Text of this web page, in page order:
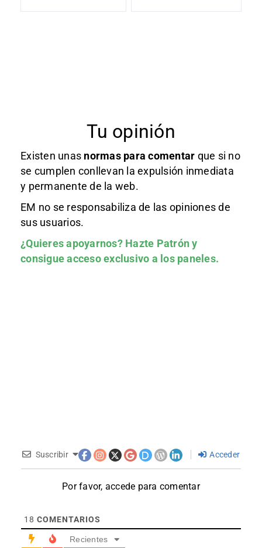
Tu opinión
Existen unas normas para comentar que si no
se cumplen conllevan la expulsión inmediata
y permanente de la web.
EM no se responsabiliza de las opiniones de
sus usuarios.
¿Quieres apoyarnos? Hazte Patróny
consigue acceso exclusivo a los paneles.
Suscribir Acceder
Por favor, accede para comentar
18 COMENTARIOS
Recientes